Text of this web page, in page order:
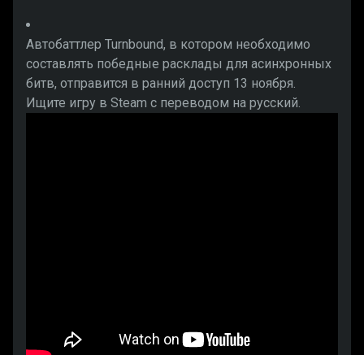
Автобаттлер Turnbound, в котором необходимо
составлять победные расклады для асинхронных
битв, отправится в ранний доступ 13 ноября.
Ищите игру в Steam с переводом на русский.